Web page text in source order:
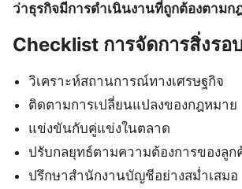
ว่าธุรกิจมีการดำเนินงานที่ถูกต้องตามก
Checklist การจัดการสิ่งรอ
วิเคราะห์สถานการณ์ทางเศรษฐกิจ
ติดตามการเปลี่ยนแปลงของกฎหมาย
แข่งขันกับคู่แข่งในตลาด
ปรับกลยุทธ์ตามความต้องการของลูก
ปรึกษาสำนักงานบัญชีอย่างสม่ำเสมอ